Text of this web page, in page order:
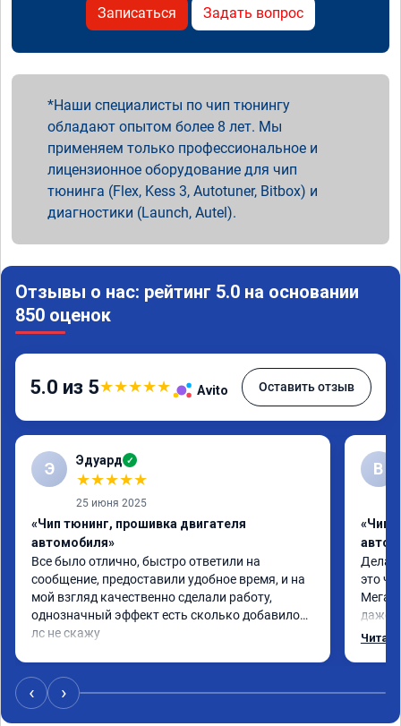
Записаться Задать вопрос
Наши специалисты по чип тюнингу
обладают опытом более 8 лет. Мы
применяем только профессиональное и
лицензионное оборудование для чип
тюнинга (Flex, Kess 3, Autotuner, Bitbox) и
диагностики (Launch, Autel).
Отзывы о нас: рейтинг 5.0 на основании
850 оценок
5.0 из 5★★★★★ Avito Оставить отзыв
Э Эдуард ✓
★★★★★
25 июня 2025
«Чип тюнинг, прошивка двигателя
автомобиля»
Все было отлично, быстро ответили на
сообщение, предоставили удобное время, и на
мой взгляд качественно сделали работу,
однозначный эффект есть сколько добавилось
лс не скажу
В
«Чип
Делал
это
Мега
даже
одно
‹ ›